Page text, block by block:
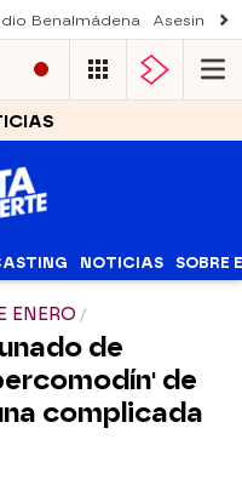
Benalmádena Asesinato
NOTICIAS SOBRE
ENERO
de
de
complicada